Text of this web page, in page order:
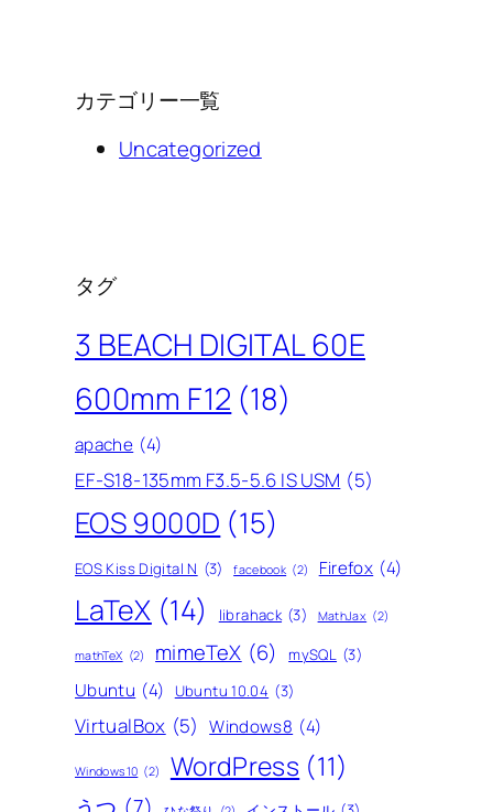
カテゴリー一覧
Uncategorized
タグ
3 BEACH DIGITAL 60E
600mm F12 (18)
apache (4)
EF-S18-135mm F3.5-5.6 IS USM (5)
EOS 9000D (15)
EOS Kiss Digital N (3) facebook (2) Firefox (4)
LaTeX (14) librahack (3) MathJax (2)
mathTeX (2) mimeTeX (6) mySQL (3)
Ubuntu (4) Ubuntu 10.04 (3)
VirtualBox (5) Windows8 (4)
Windows10 (2) WordPress (11)